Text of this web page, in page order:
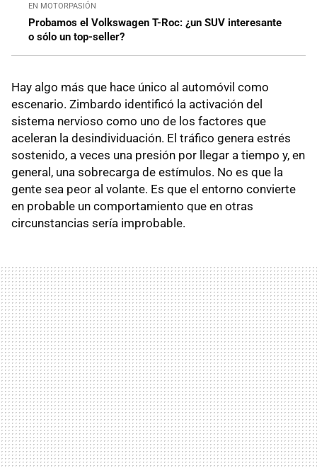
EN MOTORPASIÓN
Probamos el Volkswagen T-Roc: ¿un SUV interesante
o sólo un top-seller?
Hay algo más que hace único al automóvil como
escenario. Zimbardo identificó la activación del
sistema nervioso como uno de los factores que
aceleran la desindividuación. El tráfico genera estrés
sostenido, a veces una presión por llegar a tiempo y, en
general, una sobrecarga de estímulos. No es que la
gente sea peor al volante. Es que el entorno convierte
en probable un comportamiento que en otras
circunstancias sería improbable.